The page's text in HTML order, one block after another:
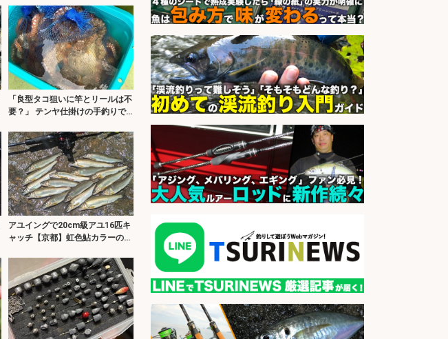
「良型タコ狙いに竿とリールは不
要？」 テンヤ仕掛けの手釣りで
京湾】
アユイングで20cm級アユ16匹キ
ャッチ【京都】虹色鮎カラーのオ